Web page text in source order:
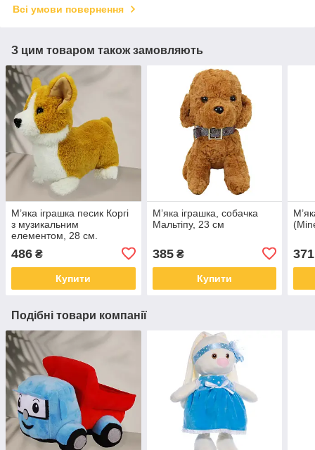
Всі умови повернення
З цим товаром також замовляють
М’яка іграшка песик Коргі
з музикальним
елементом, 28 см.
486 ₴
Купити
М’яка іграшка, собачка
Мальтіпу, 23 см
385₴
Купити
371
Подібні товари компанії